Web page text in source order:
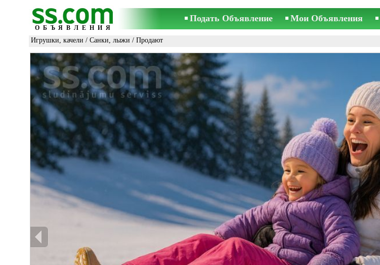
ОБЪЯВЛЕНИЯ
Подать Объявление Мои Объявления
Игрушки, качели / Санки, лыжи / Продают